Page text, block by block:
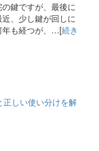
鍵ですが、最後に
、少し鍵が回しに
年も経つが、…[続き